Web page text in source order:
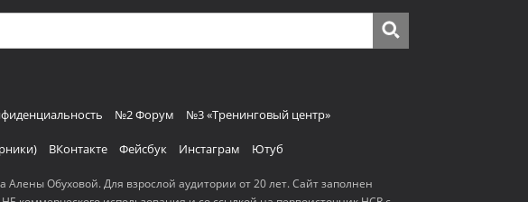
№2 Форум №3 «Тренинговый центр»
ВКонтакте Фейсбук Инстаграм Ютуб
Обуховой. Для взрослой аудитории от 20 лет. Сайт заполнен